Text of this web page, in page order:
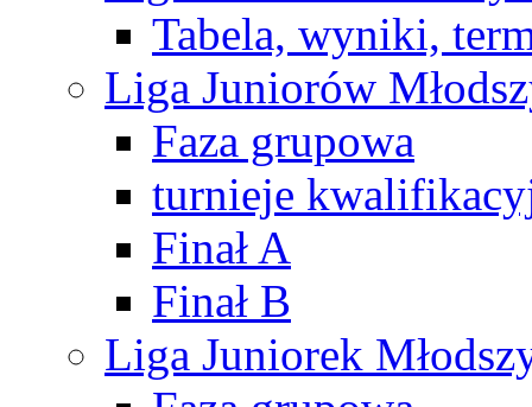
Tabela, wyniki,
Liga Juniorów
Faza grupowa
turnieje
Finał A
Finał B
Liga Juniorek